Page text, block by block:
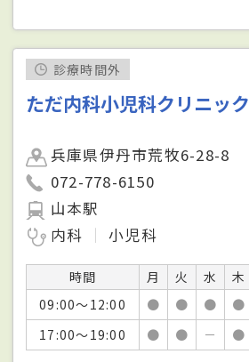
診療時間外
ただ内科小児科クリニック
兵庫県伊丹市荒牧6-28-8
072-778-6150
山本駅
内科
小児科
時間 月 火 水 木
09:00～12:00
● ● ● ●
17:00～19:00
● ● － ●